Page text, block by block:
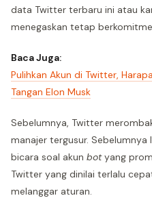
data Twitter terbaru ini atau
menegaskan tetap
Baca Juga:
Pulihkan Akun di Twitter,
Tangan Elon Musk
Sebelumnya, Twitter
manajer tergusur. Sebelumnya
bicara soal akun botyang
Twitter yang dinilai terlalu
melanggar aturan.